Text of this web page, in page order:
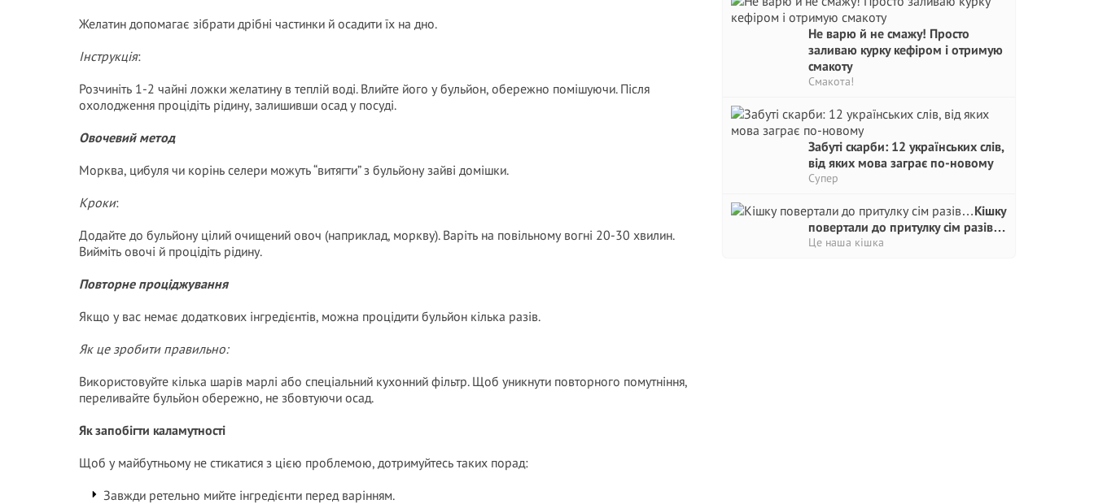
Не варю й не смажу! Просто
заливаю курку кефіром і отримую
смакоту
Смакота!
Забуті скарби: 12 українських слів,
від яких мова заграє по-новому
Супер
Кішку
повертали до притулку сім разів…
Це наша кішка
Желатин допомагає зібрати дрібні частинки й осадити їх на дно.
Інструкція:
Розчиніть 1-2 чайні ложки желатину в теплій воді. Влийте його у бульйон, обережно помішуючи. Після
охолодження процідіть рідину, залишивши осад у посуді.
Овочевий метод
Морква, цибуля чи корінь селери можуть “витягти” з бульйону зайві домішки.
Кроки:
Додайте до бульйону цілий очищений овоч (наприклад, моркву). Варіть на повільному вогні 20-30 хвилин.
Вийміть овочі й процідіть рідину.
Повторне проціджування
Якщо у вас немає додаткових інгредієнтів, можна процідити бульйон кілька разів.
Як це зробити правильно:
Використовуйте кілька шарів марлі або спеціальний кухонний фільтр. Щоб уникнути повторного помутніння,
переливайте бульйон обережно, не збовтуючи осад.
Як запобігти каламутності
Щоб у майбутньому не стикатися з цією проблемою, дотримуйтесь таких порад:
Завжди ретельно мийте інгредієнти перед варінням.